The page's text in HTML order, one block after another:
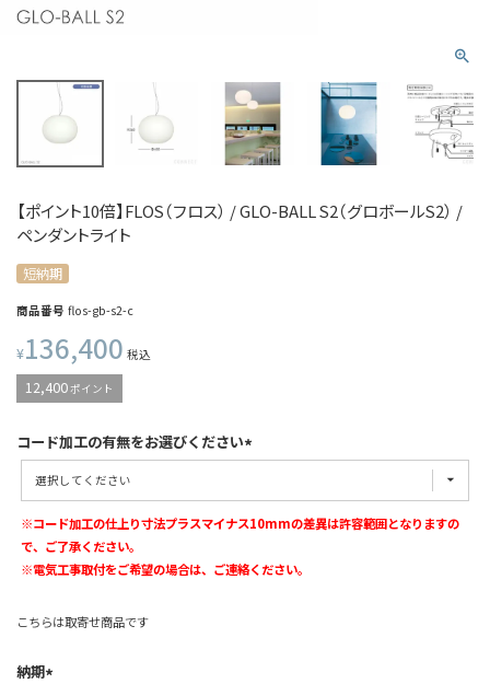
【ポイント10倍】FLOS（フロス） / GLO-BALL S2（グロボールS2） /
ペンダントライト
短納期
商品番号 flos-gb-s2-c
¥136,400 税込
12,400ポイント
コード加工の有無をお選びください
※コード加工の仕上り寸法プラスマイナス10mmの差異は許容範囲となりますの
で、ご了承ください。
※電気工事取付をご希望の場合は、ご連絡ください。
こちらは取寄せ商品です
納期